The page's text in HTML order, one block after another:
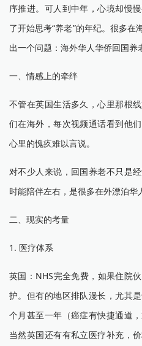
序推进。可人到中年，心境却慢
了开始思考“养老”的年纪。很多
出一个问题：海外华人华侨回国养
一、情感上的牵绊
不管在英国生活多久，心里那根
们在海外，每次视频通话看到他
心里的愧疚难以言说。
对不少人来说，回国养老不只是
时能陪伴左右，是很多在外漂泊华
二、现实的考量
1. 医疗体系
英国：NHS完全免费，如果住院
护。但有的地区排队漫长，尤其
个月甚至一年（癌症有快捷通道
当然英国还有有私立医疗补充，